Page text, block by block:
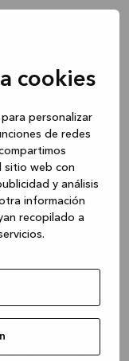
cookies
personalizar
de redes
sitio web con
y análisis
información
recopilado a
has occurred
console for more